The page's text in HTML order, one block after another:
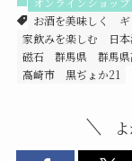
お酒を美味しく
家飲みを楽しむ
日
磁石
群馬県 群馬
高崎市
黒ぢょか21